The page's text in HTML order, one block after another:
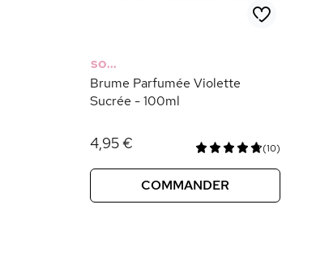
SO...
Brume Parfumée Violette
Sucrée - 100ml
4,95 € (10)
COMMANDER